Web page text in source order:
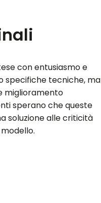
con entusiasmo e
specifiche tecniche, ma
miglioramento
sperano che queste
soluzione alle criticità